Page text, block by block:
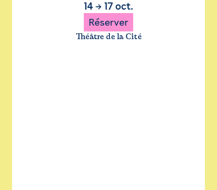
14 → 17 oct.
Réserver
Théâtre de la Cité